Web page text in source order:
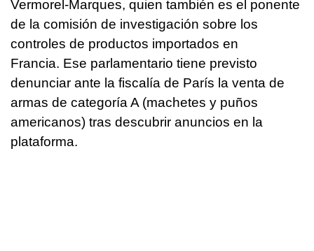
Vermorel-Marques, quien también es el ponente
de la comisión de investigación sobre los
controles de productos importados en
Francia. Ese parlamentario tiene previsto
denunciar ante la fiscalía de París la venta de
armas de categoría A (machetes y puños
americanos) tras descubrir anuncios en la
plataforma.